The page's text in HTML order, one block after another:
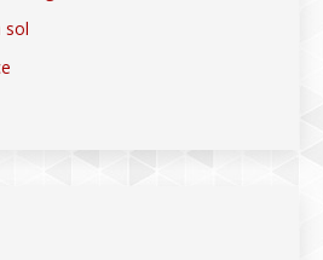
sol